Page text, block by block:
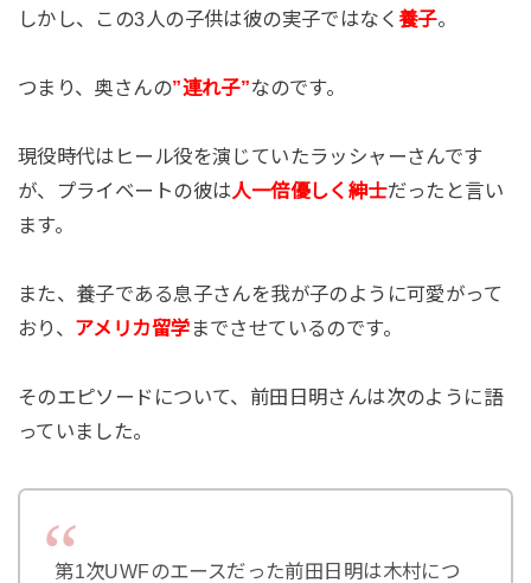
しかし、この3人の子供は彼の実子ではなく養子。
つまり、奥さんの”連れ子”なのです。
現役時代はヒール役を演じていたラッシャーさんです
が、プライベートの彼は人一倍優しく紳士だったと言い
ます。
また、養子である息子さんを我が子のように可愛がって
おり、 アメリカ留学 までさせているのです。
そのエピソードについて、前田日明さんは次のように語
っていました。
第1次UWFのエースだった前田日明は木村につ